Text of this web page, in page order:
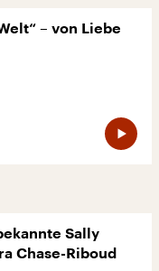
– von Liebe
Sally
Chase-Riboud